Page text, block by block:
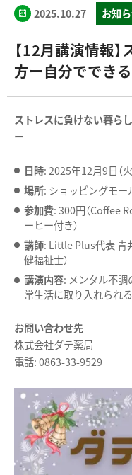
2025.10.27 お知
【12月講演情報
方ー自分ででき
ストレスに負けない暮ら
ー
日時: 2025年12月9日（
場所: ショッピングモー
参加費: 300円（Coffee
ーヒー付き）
講師: Little Plus代表 青
健福祉士）
講演内容: メンタル不調
常生活に取り入れられ
お問い合わせ先
株式会社ダテ薬局
電話: 0863-33-9529